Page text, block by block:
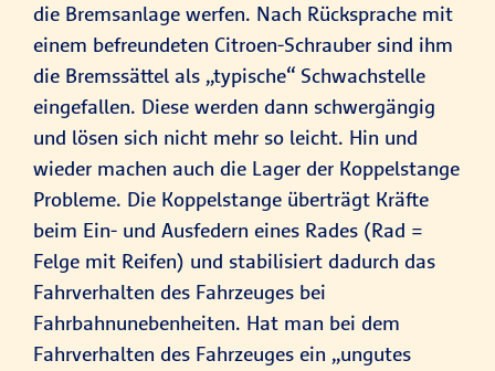
die Bremsanlage werfen. Nach Rücksprache mit
einem befreundeten Citroen-Schrauber sind ihm
die Bremssättel als „typische“ Schwachstelle
eingefallen. Diese werden dann schwergängig
und lösen sich nicht mehr so leicht. Hin und
wieder machen auch die Lager der Koppelstange
Probleme. Die Koppelstange überträgt Kräfte
beim Ein- und Ausfedern eines Rades (Rad =
Felge mit Reifen) und stabilisiert dadurch das
Fahrverhalten des Fahrzeuges bei
Fahrbahnunebenheiten. Hat man bei dem
Fahrverhalten des Fahrzeuges ein „ungutes